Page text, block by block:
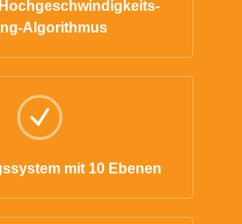
Algorithmus
mit 10 Ebenen